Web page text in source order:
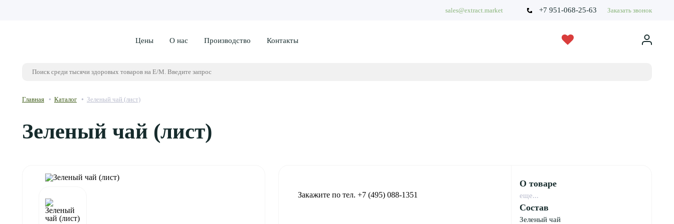
sales@extract.market +7 951-068-25-63 Заказать звонок
Цены О нас Производство Контакты
Главная Каталог Зеленый чай (лист)
Зеленый чай (лист)
Закажите по тел. +7 (495) 088-1351
О товаре
еще...
Состав
Зеленый чай